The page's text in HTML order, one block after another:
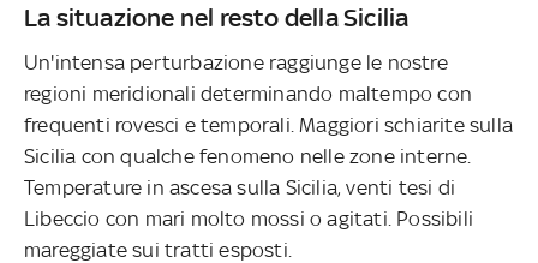
La situazione nel resto della Sicilia
Un'intensa perturbazione raggiunge le nostre
regioni meridionali determinando maltempo con
frequenti rovesci e temporali. Maggiori schiarite sulla
Sicilia con qualche fenomeno nelle zone interne.
Temperature in ascesa sulla Sicilia, venti tesi di
Libeccio con mari molto mossi o agitati. Possibili
mareggiate sui tratti esposti.